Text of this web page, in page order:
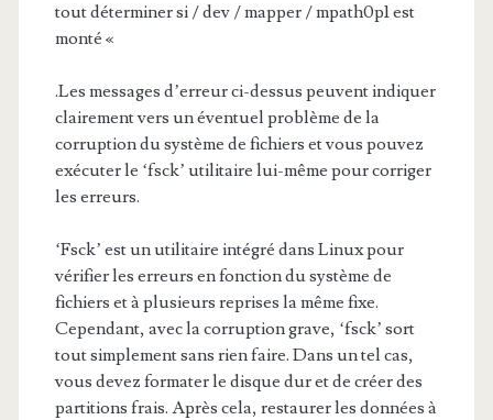
tout déterminer si / dev / mapper / mpath0p1 est
monté «
.Les messages d’erreur ci-dessus peuvent indiquer
clairement vers un éventuel problème de la
corruption du système de fichiers et vous pouvez
exécuter le ‘fsck’ utilitaire lui-même pour corriger
les erreurs.
‘Fsck’ est un utilitaire intégré dans Linux pour
vérifier les erreurs en fonction du système de
fichiers et à plusieurs reprises la même fixe.
Cependant, avec la corruption grave, ‘fsck’ sort
tout simplement sans rien faire. Dans un tel cas,
vous devez formater le disque dur et de créer des
partitions frais. Après cela, restaurer les données à